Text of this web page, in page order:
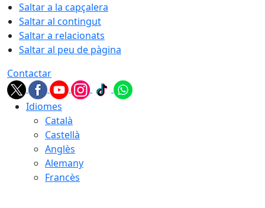
Saltar a la capçalera
Saltar al contingut
Saltar a relacionats
Saltar al peu de pàgina
Contactar
Idiomes
Català
Castellà
Anglès
Alemany
Francès